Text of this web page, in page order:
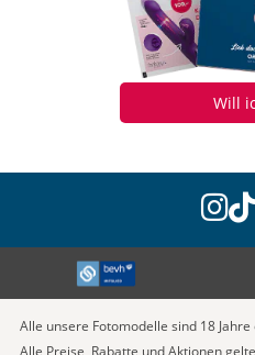
Will
Alle unsere Fotomodelle sind 18
Alle Preise, Rabatte und Aktionen